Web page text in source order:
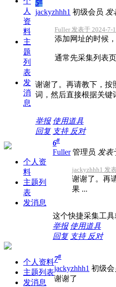
人
资
料
主
题
列
表
发
消
息
5
jackyzhhh1 初级会员 发
Fuller 发表于 2024-7-
添加网址的时候
通常先采集列表
谢谢了。再请教下，按
词，然后直接根据关键
举报 使用道具
回复 支持 反对
个人资
料
主题列
表
发消息
6#
Fuller 管理员 发表
jackyzhhh1 发
谢谢了。再
果 ...
这个快捷采集工
举报 使用道具
回复 支持 反对
个人资料
主题列表
发消息
7#
jackyzhhh1 初级会
谢谢了